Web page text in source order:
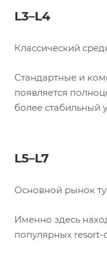
L3–L4
Классический
Стандартные и
появляется
более стабильный
L5–L7
Основной рынок
Именно здесь
популярных resort-